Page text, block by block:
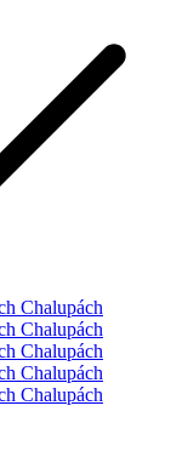
Chalupách
Chalupách
Chalupách
Chalupách
Chalupách